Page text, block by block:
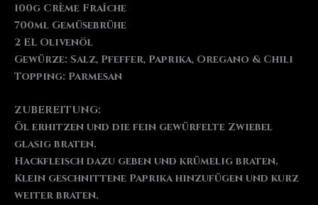
100g Crème Fraîche
700ml Gemüsebrühe
2 EL Olivenöl
Gewürze: Salz, Pfeffer, Paprika, Oregano & Chili
Topping: Parmesan
ZUBEREITUNG:
Öl erhitzen und die fein gewürfelte Zwiebel
glasig braten.
Hackfleisch dazu geben und krümelig braten.
Klein geschnittene Paprika hinzufügen und kurz
weiter braten.